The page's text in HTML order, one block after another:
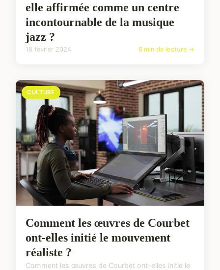
elle affirmée comme un centre
incontournable de la musique
jazz ?
18 février 2024 6 min de lecture →
CULTURE
Comment les œuvres de Courbet
ont-elles initié le mouvement
réaliste ?
Comment les œuvres de Courbet ont-elles initié le